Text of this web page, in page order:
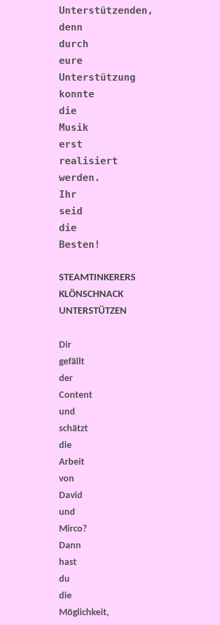
Unterstützenden,
denn
durch
eure
Unterstützung
konnte
die
Musik
erst
realisiert
werden.
Ihr
seid
die
Besten!
STEAMTINKERERS
KLÖNSCHNACK
UNTERSTÜTZEN
Dir
gefällt
der
Content
und
schätzt
die
Arbeit
von
David
und
Mirco?
Dann
hast
du
die
Möglichkeit,